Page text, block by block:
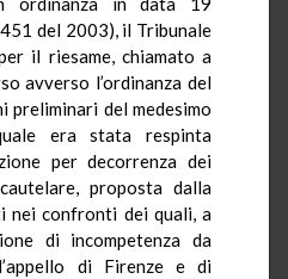
del 2003), il Tribunale
il riesame, chiamato a
avverso l’ordinanza del
preliminari del medesimo
era stata respinta
per decorrenza dei
proposta dalla
nei confronti dei quali, a
di incompetenza da
di Firenze e di